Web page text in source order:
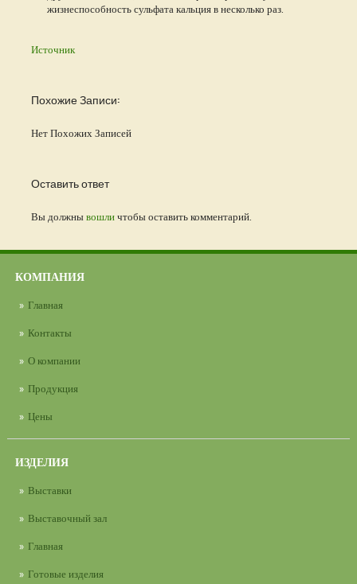
жизнеспособность сульфата кальция в несколько раз.
Источник
Похожие Записи:
Нет Похожих Записей
Оставить ответ
Вы должнывошличтобы оставить комментарий.
КОМПАНИЯ
Главная
Контакты
О компании
Продукция
Цены
ИЗДЕЛИЯ
Выставки
Выставочный зал
Главная
Готовые изделия